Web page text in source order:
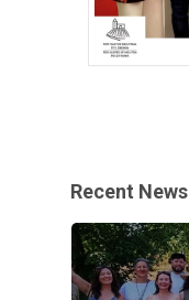
Recent News